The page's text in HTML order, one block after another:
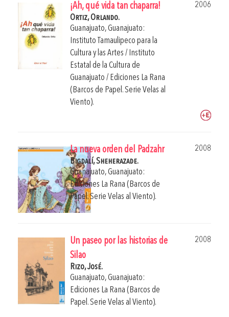
¡Ah, qué vida tan chaparra!
2006
Ortiz, Orlando.
Guanajuato, Guanajuato:
Instituto Tamaulipeco para la
Cultura y las Artes / Instituto
Estatal de la Cultura de
Guanajuato / Ediciones La Rana
(Barcos de Papel. Serie Velas al
Viento).
La nueva orden del Padzahr
2008
Bigdalí, Sheherazade.
Guanajuato, Guanajuato:
Ediciones La Rana (Barcos de
Papel. Serie Velas al Viento).
Un paseo por las historias de
Silao
2008
Rizo, José.
Guanajuato, Guanajuato:
Ediciones La Rana (Barcos de
Papel. Serie Velas al Viento).